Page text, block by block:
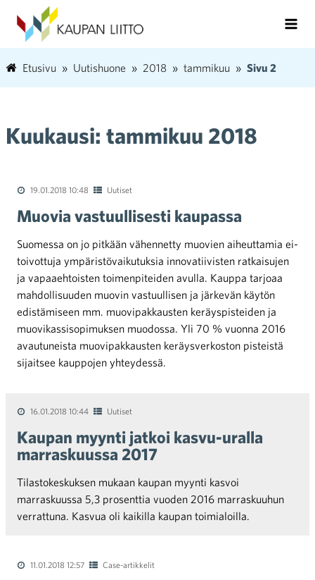
Etusivu Uutishuone 2018 tammikuu Sivu 2
Kuukausi: tammikuu 2018
19.01.2018 10:48 Uutiset
Muovia vastuullisesti kaupassa
Suomessa on jo pitkään vähennetty muovien aiheuttamia ei-
toivottuja ympäristövaikutuksia innovatiivisten ratkaisujen
ja vapaaehtoisten toimenpiteiden avulla. Kauppa tarjoaa
mahdollisuuden muovin vastuullisen ja järkevän käytön
edistämiseen mm. muovipakkausten keräyspisteiden ja
muovikassisopimuksen muodossa. Yli 70 % vuonna 2016
avautuneista muovipakkausten keräysverkoston pisteistä
sijaitsee kauppojen yhteydessä.
16.01.2018 10:44 Uutiset
Kaupan myynti jatkoi kasvu-uralla
marraskuussa 2017
Tilastokeskuksen mukaan kaupan myynti kasvoi
marraskuussa 5,3 prosenttia vuoden 2016 marraskuuhun
verrattuna. Kasvua oli kaikilla kaupan toimialoilla.
11.01.2018 12:57 Case-artikkelit